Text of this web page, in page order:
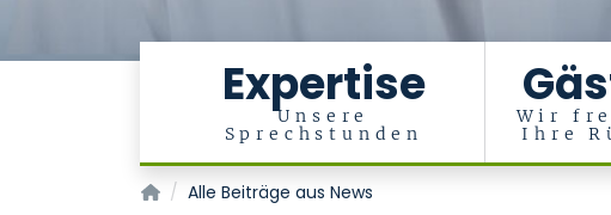
Expertise
Unsere
Sprechstunden
Wir
Ihre
Klinik für Urologie und Kinderurologie
Alle Beiträge aus News